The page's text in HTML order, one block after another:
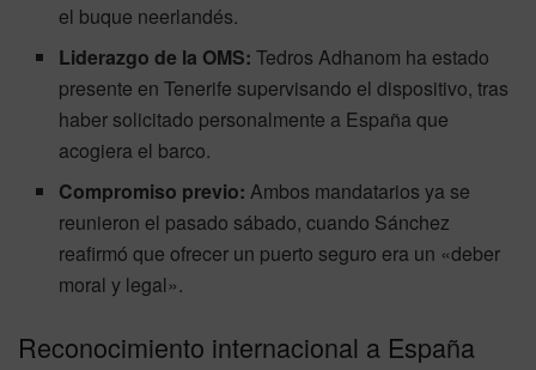
el buque neerlandés.
Liderazgo de la OMS: Tedros Adhanom ha estado
presente en Tenerife supervisando el dispositivo, tras
haber solicitado personalmente a España que
acogiera el barco.
Compromiso previo: Ambos mandatarios ya se
reunieron el pasado sábado, cuando Sánchez
reafirmó que ofrecer un puerto seguro era un «deber
moral y legal».
Reconocimiento internacional a España